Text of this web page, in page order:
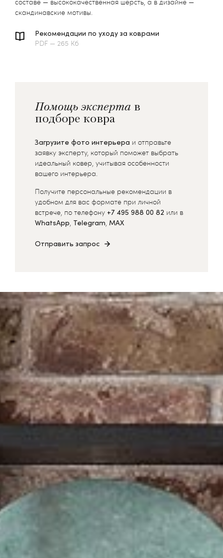
скандинавские мотивы.
Рекомендации по уходу за коврами
PDF — 265 Кб
Помощь эксперта в
подборе ковра
Загрузите фото интерьера и отправьте
заявку эксперту, который поможет выбрать
идеальный ковер, учитывая особенности
вашего интерьера.
Получите персональные рекомендации в
удобном для вас формате при личной
встрече, по телефону +7 495 988 00 82 или в
WhatsApp, Telegram, MAX
Отправить запрос